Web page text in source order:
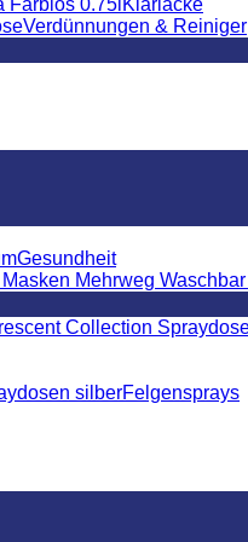
Klarlacke
Verdünnungen & Reiniger
Gesundheit
Felgensprays